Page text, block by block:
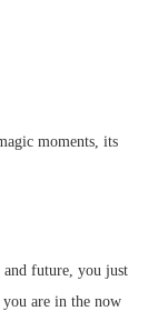
moments, its
future, you just
you are in the now